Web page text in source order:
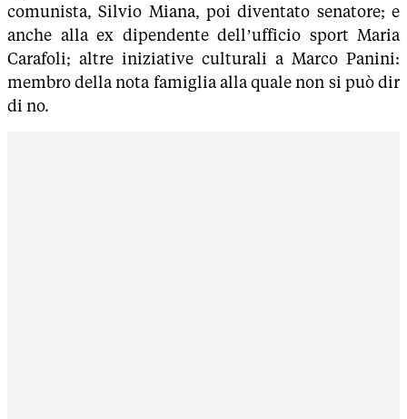
comunista, Silvio Miana, poi diventato senatore; e
anche alla ex dipendente dell’ufficio sport Maria
Carafoli; altre iniziative culturali a Marco Panini:
membro della nota famiglia alla quale non si può dir
di no.